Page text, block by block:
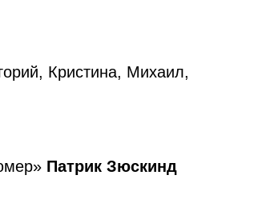
Кристина, Михаил,
Патрик Зюскинд